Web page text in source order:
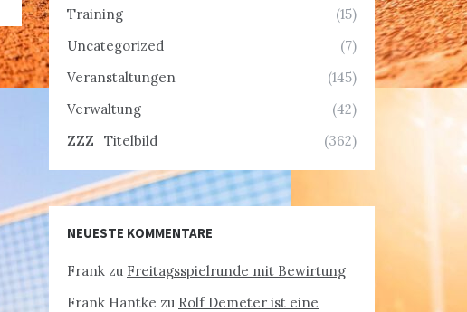
Training
(15)
Uncategorized
(7)
Veranstaltungen
(145)
Verwaltung
(42)
ZZZ_Titelbild
(362)
NEUESTE KOMMENTARE
Frank zu Freitagsspielrunde mit Bewirtung
Frank Hantke zu Rolf Demeter ist eine